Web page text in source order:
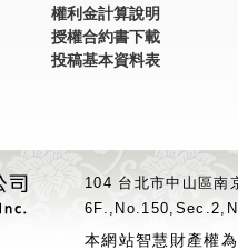
權利金計算說明
授權合約書下載
投稿基本資料表
104 台北市中山區
本網站智慧財產權